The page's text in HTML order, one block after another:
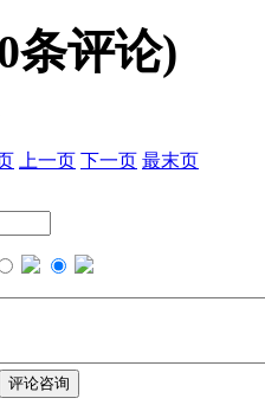
条评论)
上一页 下一页 最末页